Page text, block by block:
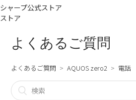
シャープ公式ストア
ストア
よくあるご質問
よくあるご質問 AQUOS zero2 電話